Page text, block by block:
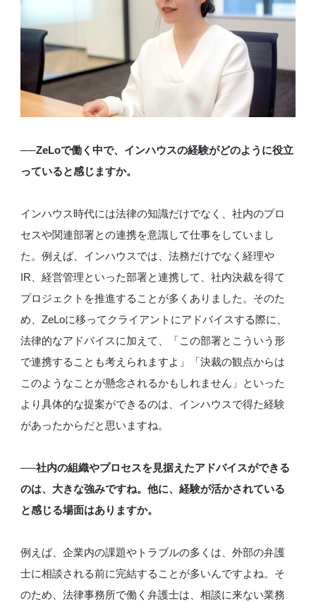
──ZeLoで働く中で、インハウスの経験がどのように役立
っていると感じますか。
インハウス時代には法律の知識だけでなく、社内のプロ
セスや関連部署との連携を意識して仕事をしていまし
た。例えば、インハウスでは、法務だけでなく経理や
IR、経営管理といった部署と連携して、社内決裁を得て
プロジェクトを推進することが多くありました。そのた
め、ZeLoに移ってクライアントにアドバイスする際に、
法律的なアドバイスに加えて、「この部署とこういう形
で連携することも考えられますよ」「決裁の観点からは
このようなことが懸念されるかもしれません」といった
より具体的な提案ができるのは、インハウスで得た経験
があったからだと思いますね。
──社内の組織やプロセスを見据えたアドバイスができる
のは、大きな強みですね。他に、経験が活かされている
と感じる場面はありますか。
例えば、企業内の課題やトラブルの多くは、外部の弁護
士に相談される前に完結することが多いんですよね。そ
のため、法律事務所で働く弁護士は、相談に来ない業務